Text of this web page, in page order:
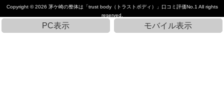
Copyright © 2026 茅ケ崎の整体は「trust body（トラストボディ）」口コミ評価No.1 All rights
reserved.
PC表示 モバイル表示